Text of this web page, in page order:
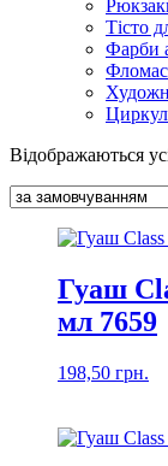
Тісто
Фарби
Відображаються
Гуаш
мл 7659
198,50 грн.